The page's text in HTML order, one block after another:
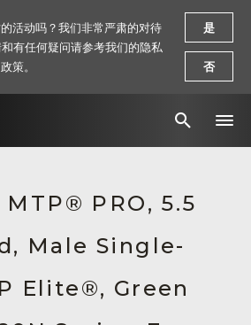
PRO, 5.5
Male Single-
Elite®, Green
活动吗？我们非常严肃的对待
有任何疑问请参考我们的隐私
政策。
是
否